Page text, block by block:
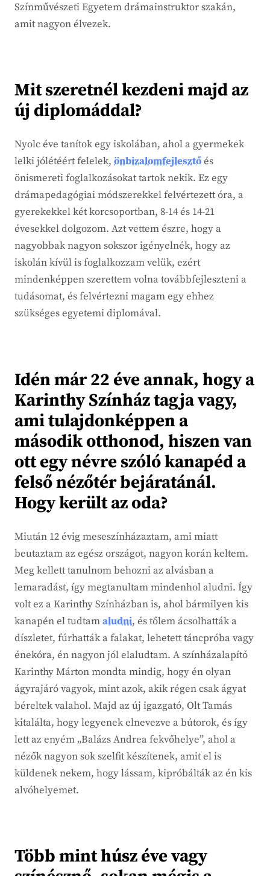
Színművészeti Egyetem drámainstruktor szakán,
amit nagyon élvezek.
Mit szeretnél kezdeni majd az
új diplomáddal?
Nyolc éve tanítok egy iskolában, ahol a gyermekek
lelki jólétéért felelek, önbizalomfejlesztőés
önismereti foglalkozásokat tartok nekik. Ez egy
drámapedagógiai módszerekkel felvértezett óra, a
gyerekekkel két korcsoportban, 8-14 és 14-21
évesekkel dolgozom. Azt vettem észre, hogy a
nagyobbak nagyon sokszor igényelnék, hogy az
iskolán kívül is foglalkozzam velük, ezért
mindenképpen szerettem volna továbbfejleszteni a
tudásomat, és felvértezni magam egy ehhez
szükséges egyetemi diplomával.
Idén már 22 éve annak, hogy a
Karinthy Színház tagja vagy,
ami tulajdonképpen a
második otthonod, hiszen van
ott egy névre szóló kanapéd a
felső nézőtér bejáratánál.
Hogy került az oda?
Miután 12 évig meseszínházaztam, ami miatt
beutaztam az egész országot, nagyon korán keltem.
Meg kellett tanulnom behozni az alvásban a
lemaradást, így megtanultam mindenhol aludni. Így
volt ez a Karinthy Színházban is, ahol bármilyen kis
kanapén el tudtamaludni, és tőlem ácsolhatták a
díszletet, fúrhatták a falakat, lehetett táncpróba vagy
énekóra, én nagyon jól elaludtam. A színházalapító
Karinthy Márton mondta mindig, hogy én olyan
ágyrajáró vagyok, mint azok, akik régen csak ágyat
béreltek valahol. Majd az új igazgató, Olt Tamás
kitalálta, hogy legyenek elnevezve a bútorok, és így
lett az enyém „Balázs Andrea fekvőhelye”, ahol a
nézők nagyon sok szelfit készítenek, amit el is
küldenek nekem, hogy lássam, kipróbálták az én kis
alvóhelyemet.
Több mint húsz éve vagy